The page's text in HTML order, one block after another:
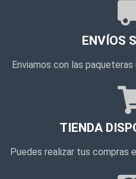
ENVÍOS
Enviamos con las
TIENDA
Puedes realizar tus compras